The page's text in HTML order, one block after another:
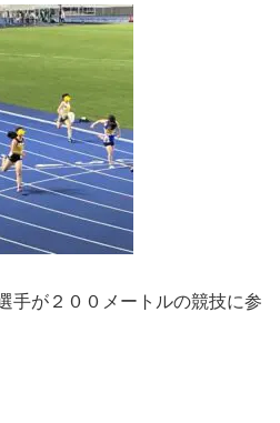
手が２００メートルの競技に参